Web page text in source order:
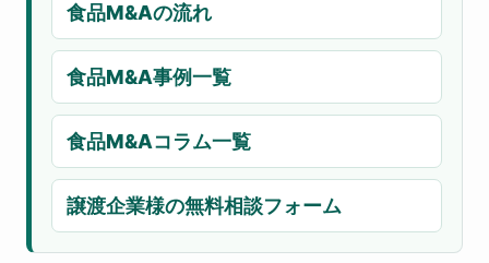
食品M&Aの流れ
食品M&A事例一覧
食品M&Aコラム一覧
譲渡企業様の無料相談フォーム